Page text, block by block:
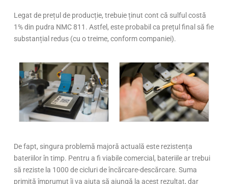
Legat de prețul de producție, trebuie ținut cont că sulful costă
1% din pudra NMC 811. Astfel, este probabil ca prețul final să fie
substanțial redus (cu o treime, conform companiei).
De fapt, singura problemă majoră actuală este rezistența
bateriilor în timp. Pentru a fi viabile comercial, bateriile ar trebui
să reziste la 1000 de cicluri de încărcare-descărcare. Suma
primită împrumut îi va ajuta să ajungă la acest rezultat, dar